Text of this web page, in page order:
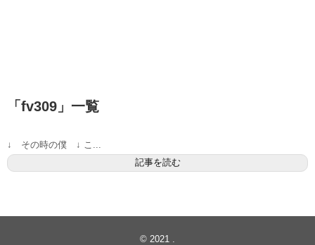
「 fv309 」 一覧
↓ その時の僕 ↓ こ...
記事を読む
© 2021